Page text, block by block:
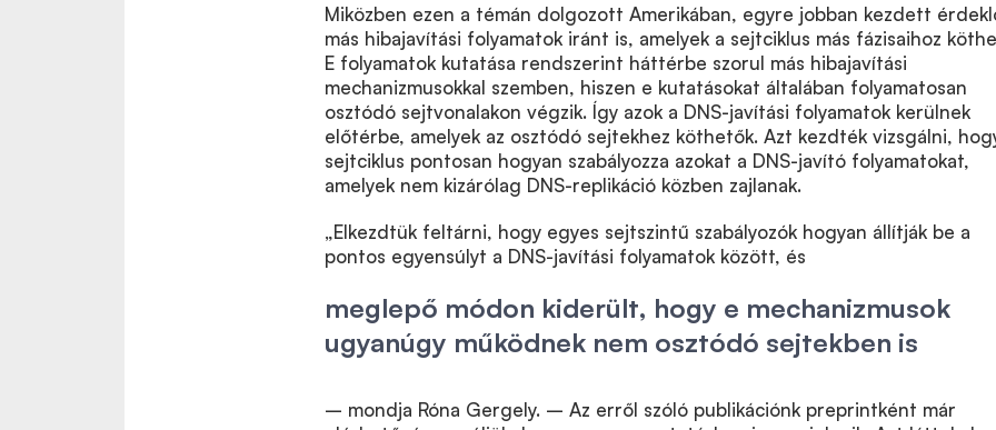
Miközben ezen a témán dolgozott Amerikában, egyre jobban kezdett
más hibajavítási folyamatok iránt is, amelyek a sejtciklus más fázisaihoz
E folyamatok kutatása rendszerint háttérbe szorul más hibajavítási
mechanizmusokkal szemben, hiszen e kutatásokat általában folyamatosan
osztódó sejtvonalakon végzik. Így azok a DNS-javítási folyamatok kerülnek
előtérbe, amelyek az osztódó sejtekhez köthetők. Azt kezdték vizsgálni,
sejtciklus pontosan hogyan szabályozza azokat a DNS-javító folyamatokat,
amelyek nem kizárólag DNS-replikáció közben zajlanak.
„Elkezdtük feltárni, hogy egyes sejtszintű szabályozók hogyan állítják be a
pontos egyensúlyt a DNS-javítási folyamatok között, és
meglepő módon kiderült, hogy e mechanizmusok
ugyanúgy működnek nem osztódó sejtekben is
– mondja Róna Gergely. – Az erről szóló publikációnk preprintként már